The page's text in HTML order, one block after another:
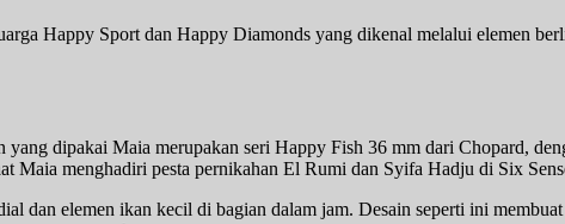
Happy Sport dan Happy Diamonds yang dikenal melalui elemen
yang dipakai Maia merupakan seri Happy Fish 36 mm dari Chopard,
Maia menghadiri pesta pernikahan El Rumi dan Syifa Hadju di Six
dan elemen ikan kecil di bagian dalam jam. Desain seperti ini